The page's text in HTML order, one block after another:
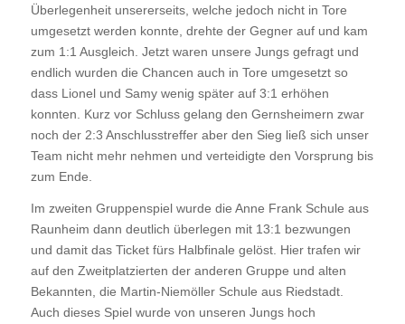
Überlegenheit unsererseits, welche jedoch nicht in Tore
umgesetzt werden konnte, drehte der Gegner auf und kam
zum 1:1 Ausgleich. Jetzt waren unsere Jungs gefragt und
endlich wurden die Chancen auch in Tore umgesetzt so
dass Lionel und Samy wenig später auf 3:1 erhöhen
konnten. Kurz vor Schluss gelang den Gernsheimern zwar
noch der 2:3 Anschlusstreffer aber den Sieg ließ sich unser
Team nicht mehr nehmen und verteidigte den Vorsprung bis
zum Ende.
Im zweiten Gruppenspiel wurde die Anne Frank Schule aus
Raunheim dann deutlich überlegen mit 13:1 bezwungen
und damit das Ticket fürs Halbfinale gelöst. Hier trafen wir
auf den Zweitplatzierten der anderen Gruppe und alten
Bekannten, die Martin-Niemöller Schule aus Riedstadt.
Auch dieses Spiel wurde von unseren Jungs hoch